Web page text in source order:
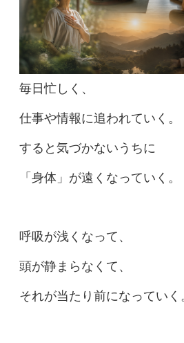
毎日忙しく、
仕事や情報に追われていく。
すると気づかないうちに
「身体」が遠くなっていく。
呼吸が浅くなって、
頭が静まらなくて、
それが当たり前になっていく